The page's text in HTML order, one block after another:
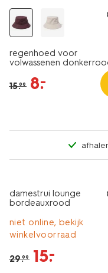
regenhoed voor
volwassenen
15.99 8.
–
damestrui lounge
bordeauxrood
niet online, bekijk
winkelvoorraad
29.99 15.
–